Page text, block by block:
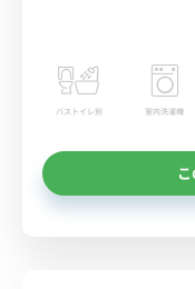
バストイレ別 室内洗濯機